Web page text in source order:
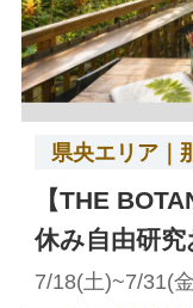
県央エリア｜
【THE
休み自由研
7/18(土)~7/31(